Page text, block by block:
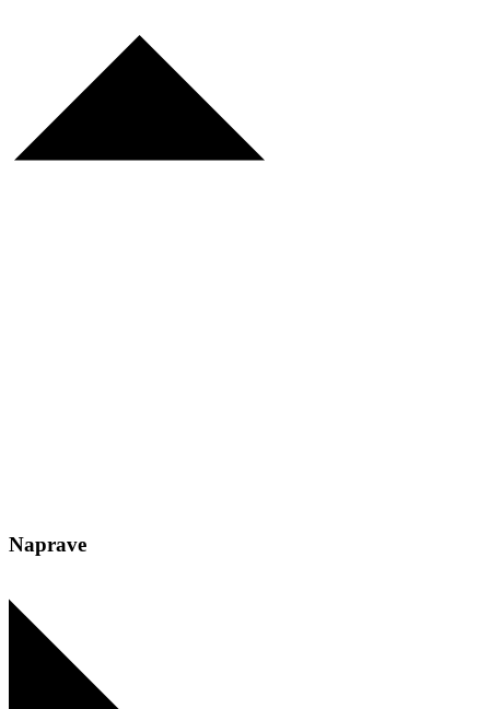
Naprave